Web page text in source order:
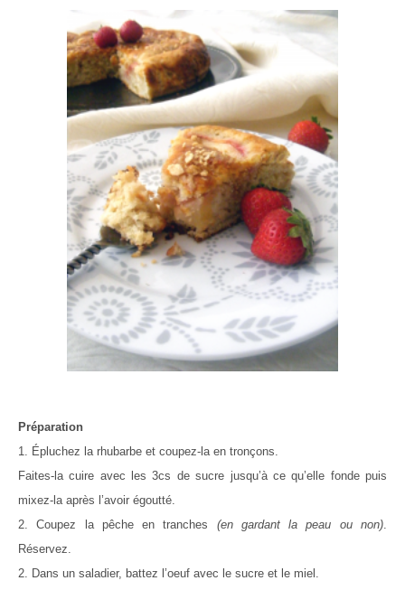
Préparation
1. Épluchez la rhubarbe et coupez-la en tronçons.
Faites-la cuire avec les 3cs de sucre jusqu’à ce qu’elle fonde puis
mixez-la après l’avoir égoutté.
2. Coupez la pêche en tranches (en gardant la peau ou non).
Réservez.
2. Dans un saladier, battez l’oeuf avec le sucre et le miel.